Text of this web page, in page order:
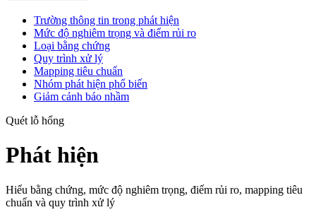
Trường thông tin trong phát hiện
Mức độ nghiêm trọng và điểm rủi ro
Loại bằng chứng
Quy trình xử lý
Mapping tiêu chuẩn
Nhóm phát hiện phổ biến
Giảm cảnh báo nhầm
Quét lỗ hổng
Phát hiện
Hiểu bằng chứng, mức độ nghiêm trọng, điểm rủi ro, mapping tiêu
chuẩn và quy trình xử lý